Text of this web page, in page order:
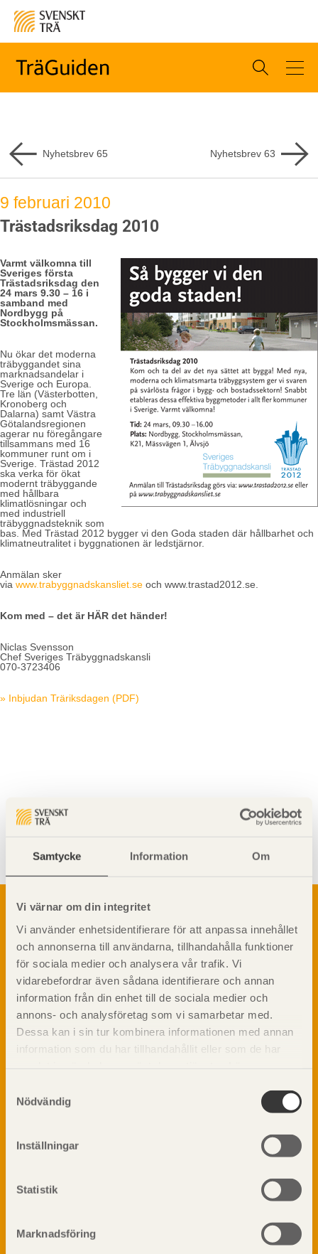
Samtycke Information Om
Vi värnar om din integritet
Vi använder enhetsidentifierare för att anpassa innehållet
och annonserna till användarna, tillhandahålla funktioner
för sociala medier och analysera vår trafik. Vi
vidarebefordrar även sådana identifierare och annan
information från din enhet till de sociala medier och
annons- och analysföretag som vi samarbetar med.
Dessa kan i sin tur kombinera informationen med annan
information som du har tillhandahållit eller som de har
Nödvändig
Inställningar
Statistik
Marknadsföring
Nyhetsbrev 65 Nyhetsbrev 63
9 februari 2010
Trästadsriksdag 2010
Varmt välkomna till
Sveriges första
Trästadsriksdag den
24 mars 9.30 – 16 i
samband med
Nordbygg på
Stockholmsmässan.
Nu ökar det moderna
träbyggandet sina
marknadsandelar i
Sverige och Europa.
Tre län (Västerbotten,
Kronoberg och
Dalarna) samt Västra
Götalandsregionen
agerar nu föregångare
tillsammans med 16
kommuner runt om i
Sverige. Trästad 2012
ska verka för ökat
modernt träbyggande
med hållbara
klimatlösningar och
med industriell
träbyggnadsteknik som
bas. Med Trästad 2012 bygger vi den Goda staden där hållbarhet och
klimatneutralitet i byggnationen är ledstjärnor.
Anmälan sker
via www.trabyggnadskansliet.se och www.trastad2012.se.
Kom med – det är HÄR det händer!
Niclas Svensson
Chef Sveriges Träbyggnadskansli
070-3723406
» Inbjudan Träriksdagen (PDF)
Materialet trä
Skogsbruk
Barrträdets uppbyggnad
Träets egenskaper och kvalitet
Sågverksprocessen
Träbaserade produkter
Kemisk behandling
Värmeisolering och lufttäthet
Brandsäkerhet
Byggnadsklasser och verksamhetsklasser
Brandklasser för material och konstruktioner
TräGuiden är den digitala handboken för trä och
träbyggande och innehåller information om
materialet trä samt instruktioner för byggande
med trä.
Dela på
Prenumerera på TräGuidens nyhetsbrev!